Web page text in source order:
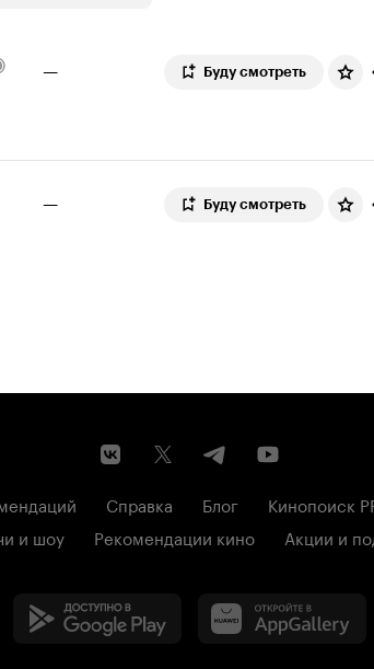
— Буду смотреть
— Буду смотреть
Справка Блог Кинопоиск
и шоу Рекомендации кино Акции и